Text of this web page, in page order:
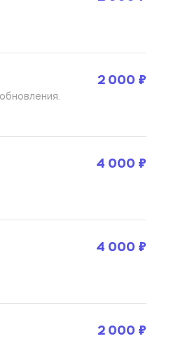
2 000 ₽
4 000 ₽
4 000 ₽
2 000 ₽